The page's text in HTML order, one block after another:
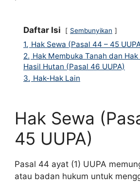
Daftar Isi Sembunyikan
1. Hak Sewa (Pasal 44 – 45
2. Hak Membuka Tanah dan
Hasil Hutan (Pasal 46 UUPA)
3. Hak-Hak Lain
Hak Sewa
45 UUPA)
Pasal 44 ayat (1) UUPA
atau badan hukum untuk